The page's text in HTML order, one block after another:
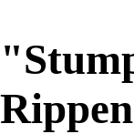
Rippen